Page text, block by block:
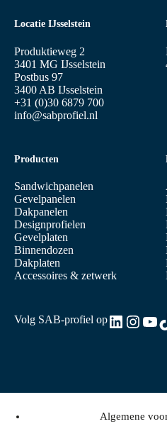
Locatie IJsselstein
Produktieweg 2
3401 MG IJsselstein
Postbus 97
3400 AB IJsselstein
+31 (0)30 6879 700
info@sabprofiel.nl
Producten
Sandwichpanelen
Gevelpanelen
Dakpanelen
Designprofielen
Gevelplaten
Binnendozen
Dakplaten
Accessoires & zetwerk
Volg SAB-profiel opLinkedIn
Algemene